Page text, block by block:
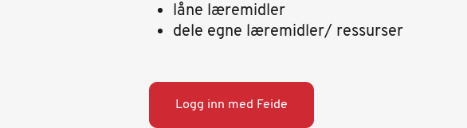
låne læremidler
dele egne læremidler/ ressurser
Logg inn med Feide